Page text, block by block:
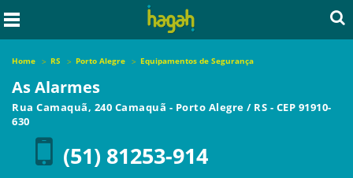
Home RS Porto Alegre Equipamentos de Segurança
As Alarmes
Rua Camaquã, 240 Camaquã - Porto Alegre / RS - CEP 91910-
630
(51) 81253-914